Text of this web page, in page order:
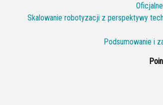
Skalowanie robotyzacji z perspektywy
Podsumowanie i